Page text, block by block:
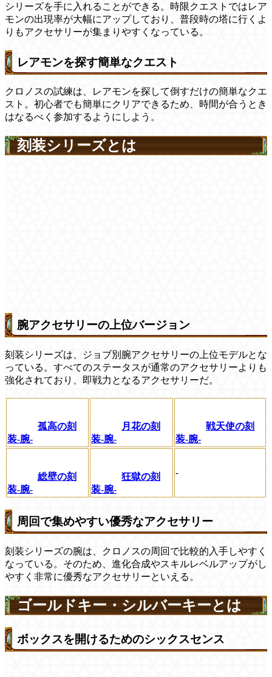
シリーズを手に入れることができる。時限クエストではレア
モンの出現率が大幅にアップしており、普段時の塔に行くよ
りもアクセサリーが集まりやすくなっている。
レアモンを探す簡単なクエスト
クロノスの試練は、レアモンを探して倒すだけの簡単なクエ
スト。初心者でも簡単にクリアできるため、時間が合うとき
はなるべく参加するようにしよう。
刻装シリーズとは
腕アクセサリーの上位バージョン
刻装シリーズは、ジョブ別腕アクセサリーの上位モデルとな
っている。すべてのステータスが通常のアクセサリーよりも
強化されており、即戦力となるアクセサリーだ。
孤高の刻
装-腕-
月花の刻
装-腕-
戦天使の刻
装-腕-
総壁の刻
装-腕-
狂獄の刻
装-腕-
-
周回で集めやすい優秀なアクセサリー
刻装シリーズの腕は、クロノスの周回で比較的入手しやすく
なっている。そのため、進化合成やスキルレベルアップがし
やすく非常に優秀なアクセサリーといえる。
ゴールドキー・シルバーキーとは
ボックスを開けるためのシックスセンス